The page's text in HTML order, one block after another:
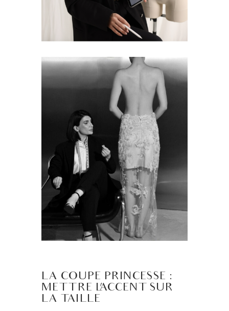
LA COUPE PRINCESSE :
METTRE L’ACCENT SUR
LA TAILLE